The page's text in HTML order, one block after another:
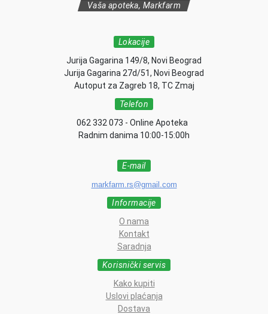
Vaša apoteka, Markfarm
Lokacije
Jurija Gagarina 149/8, Novi Beograd
Jurija Gagarina 27d/51, Novi Beograd
Autoput za Zagreb 18, TC Zmaj
Telefon
062 332 073 - Online Apoteka
Radnim danima 10:00-15:00h
E-mail
markfarm.rs@gmail.com
Informacije
O nama
Kontakt
Saradnja
Korisnički servis
Kako kupiti
Uslovi plaćanja
Dostava